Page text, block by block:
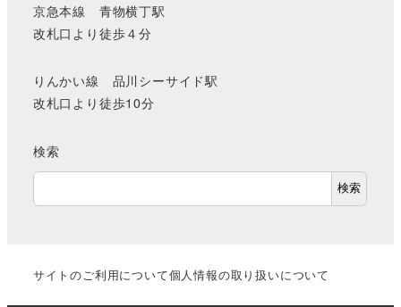
京急本線 青物横丁駅
改札口より徒歩４分
りんかい線 品川シーサイド駅
改札口より徒歩10分
検索
検索
サイトのご利用について個人情報の取り扱いについて